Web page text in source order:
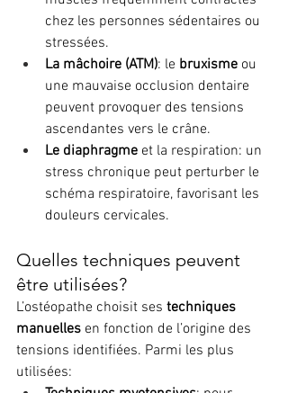
chez les personnes sédentaires ou
stressées.
La mâchoire (ATM): le bruxisme ou
une mauvaise occlusion dentaire
peuvent provoquer des tensions
ascendantes vers le crâne.
Le diaphragme et la respiration: un
stress chronique peut perturber le
schéma respiratoire, favorisant les
douleurs cervicales.
Quelles techniques peuvent
être utilisées?
L’ostéopathe choisit ses techniques
manuelles en fonction de l’origine des
tensions identifiées. Parmi les plus
utilisées: